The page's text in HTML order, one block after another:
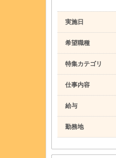
実施日
希望職種
特集カテゴリ
仕事内容
給与
勤務地